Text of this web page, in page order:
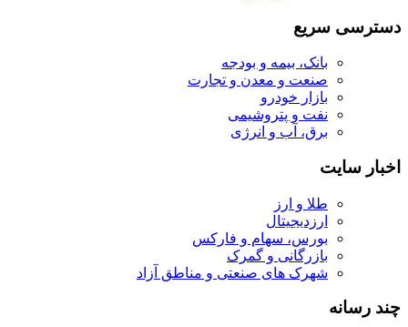
دسترسی سریع
بانک، بیمه و بودجه
صنعت و معدن و تجارت
بازار خودرو
نفت و پتروشیمی
برق، آب و انرژی
اخبار سایت
طلا و ارز
ارزدیجیتال
بورس، سهام و فارکس
بازرگانی و گمرک
شهرک های صنعتی و مناطق آزاد
چند رسانه